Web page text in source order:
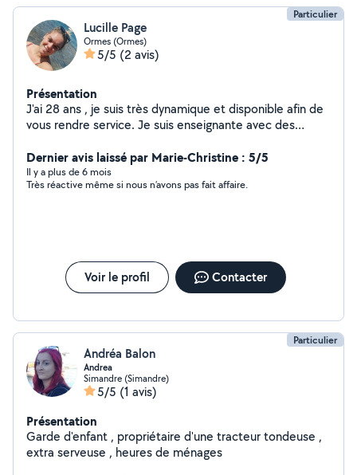
Particulier
Lucille Page
Ormes (Ormes)
5/5 (2 avis)
Présentation
J'ai 28 ans , je suis très dynamique et disponible afin de
vous rendre service. Je suis enseignante avec des
/ entretien des locaux / entretiens du linge .
Dernier avis laissé par Marie-Christine : 5/5
Il y a plus de 6 mois
Très réactive même si nous n’avons pas fait affaire.
Voir le profil Contacter
Particulier
Andréa Balon
Andrea
Simandre (Simandre)
5/5 (1 avis)
Présentation
Garde d'enfant , propriétaire d'une tracteur tondeuse ,
extra serveuse , heures de ménages